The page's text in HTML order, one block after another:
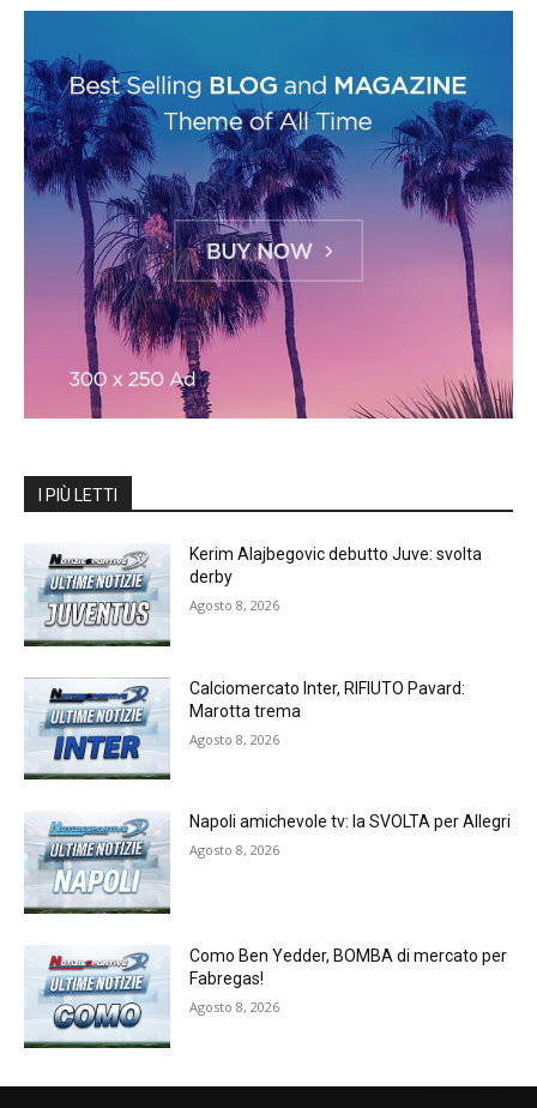
I PIÙ LETTI
Kerim Alajbegovic debutto Juve: svolta
derby
Agosto 8, 2026
Calciomercato Inter, RIFIUTO Pavard:
Marotta trema
Agosto 8, 2026
Napoli amichevole tv: la SVOLTA per Allegri
Agosto 8, 2026
Como Ben Yedder, BOMBA di mercato per
Fabregas!
Agosto 8, 2026